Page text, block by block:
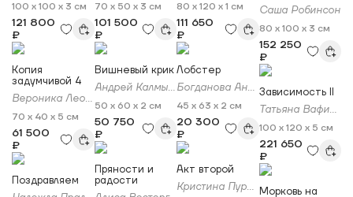
100 x 100 x 3 см
121 800
₽
Копия
задумчивой 4
Вероника Леонова
70 x 40 x 5 см
61 500
₽
Поздравляем
70 x 50 x 3 см
101 500
₽
Вишневый крик
Андрей Калмыков
50 x 60 x 2 см
50 750
₽
Пряности и
радости
80 x 120 x 1 см
111 650
₽
Лобстер
Богданова Анастасия
45 x 63 x 2 см
20 300
₽
Акт второй
Кристина Пуршина
Саша Робинсон
80 x 100 x 3 см
152 250
₽
Зависимость II
Татьяна Вафина
100 x 120 x 5 см
221 650
₽
Морковь на